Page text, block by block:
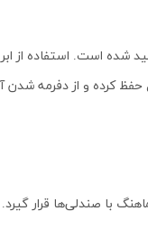
حفظ کرده و از دفرمه
پس از نصب، کاملاً جذب و